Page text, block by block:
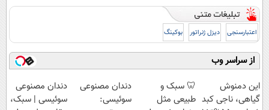
اعتبارسنجی دیزل ژنراتور بوکینگ
از سراسر وب
این دمنوش
گیاهی، ناجی کبد
🦷 سبک و
طبیعی مثل
دندان مصنوعی
سوئیسی:
دندان مصنوعی
سوئیسی | سبک،